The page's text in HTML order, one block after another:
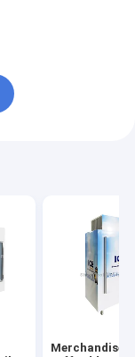
Merchandiser